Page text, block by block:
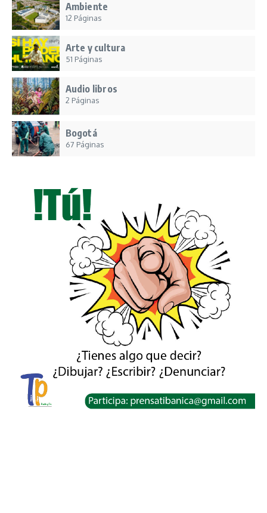
Ambiente
12 Páginas
Arte y cultura
51 Páginas
Audio libros
2 Páginas
Bogotá
67 Páginas